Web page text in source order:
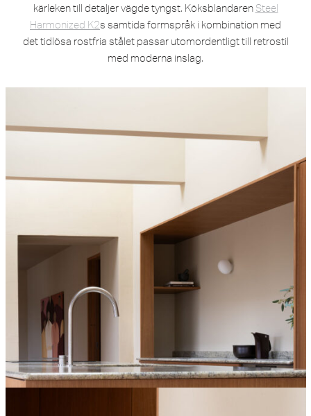
kärleken till detaljer vägde tyngst. Köksblandaren Steel
Harmonized K2s samtida formspråk i kombination med
det tidlösa rostfria stålet passar utomordentligt till retrostil
med moderna inslag.